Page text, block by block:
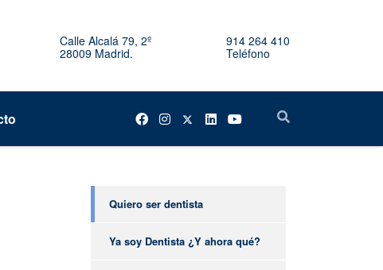
Calle Alcalá 79, 2º
28009 Madrid.
914 264 410
Teléfono
Quiero ser dentista
Ya soy Dentista ¿Y ahora qué?